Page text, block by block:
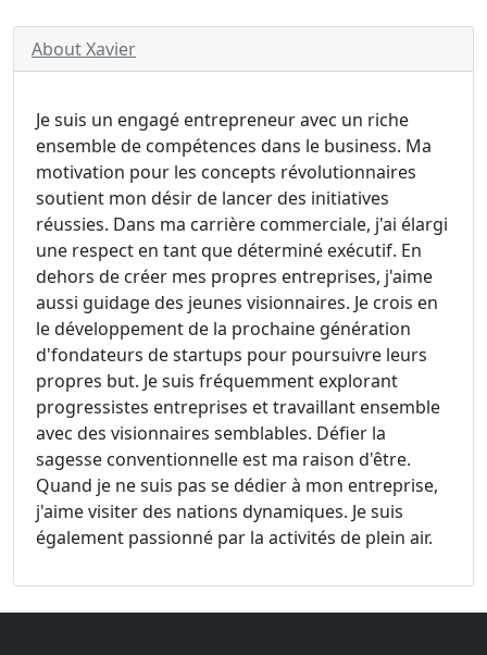
About Xavier
Je suis un engagé entrepreneur avec un riche
ensemble de compétences dans le business. Ma
motivation pour les concepts révolutionnaires
soutient mon désir de lancer des initiatives
réussies. Dans ma carrière commerciale, j'ai élargi
une respect en tant que déterminé exécutif. En
dehors de créer mes propres entreprises, j'aime
aussi guidage des jeunes visionnaires. Je crois en
le développement de la prochaine génération
d'fondateurs de startups pour poursuivre leurs
propres but. Je suis fréquemment explorant
progressistes entreprises et travaillant ensemble
avec des visionnaires semblables. Défier la
sagesse conventionnelle est ma raison d'être.
Quand je ne suis pas se dédier à mon entreprise,
j'aime visiter des nations dynamiques. Je suis
également passionné par la activités de plein air.